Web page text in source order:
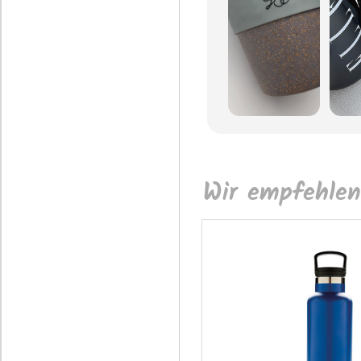
Wir